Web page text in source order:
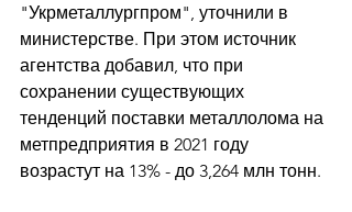
"Укрметаллургпром", уточнили в
министерстве. При этом источник
агентства добавил, что при
сохранении существующих
тенденций поставки металлолома на
метпредприятия в 2021 году
возрастут на 13% - до 3,264 млн тонн.